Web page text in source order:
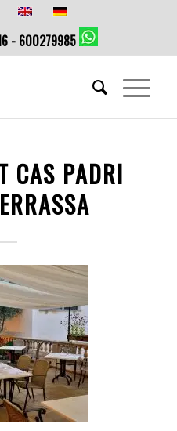
- 600279985
CAS PADRI